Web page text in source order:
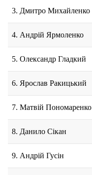
3. Дмитро Михайленко
4. Андрій Ярмоленко
5. Олександр Гладкий
6. Ярослав Ракицький
7. Матвій Пономаренко
8. Данило Сікан
9. Андрій Гусін